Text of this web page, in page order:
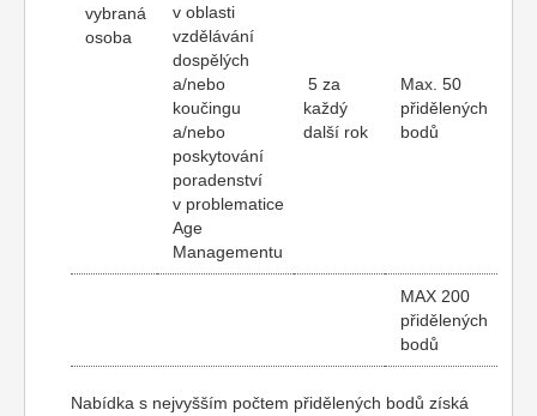
vybraná
osoba
v oblasti
vzdělávání
dospělých
a/nebo
koučingu
a/nebo
poskytování
poradenství
v problematice
Age
Managementu
5 za
každý
další rok
Max. 50
přidělených
bodů
MAX 200
přidělených
bodů
Nabídka s nejvyšším počtem přidělených bodů získá